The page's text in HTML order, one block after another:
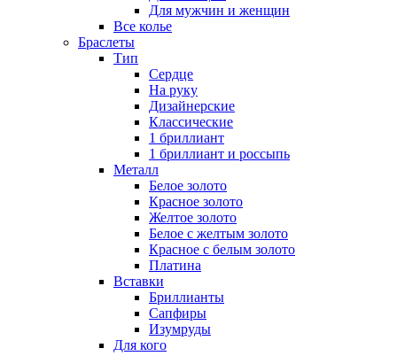
Для мужчин и женщин
Все колье
Браслеты
Тип
Сердце
На руку
Дизайнерские
Классические
1 бриллиант
1 бриллиант и россыпь
Металл
Белое золото
Красное золото
Желтое золото
Белое с желтым золото
Красное с белым золото
Платина
Вставки
Бриллианты
Сапфиры
Изумруды
Для кого